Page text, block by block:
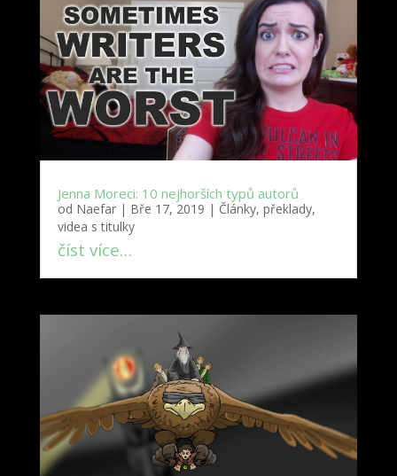
Jenna Moreci: 10 nejhorších typů autorů
od Naefar| Bře 17, 2019 | Články, překlady,
videa s titulky
číst více…